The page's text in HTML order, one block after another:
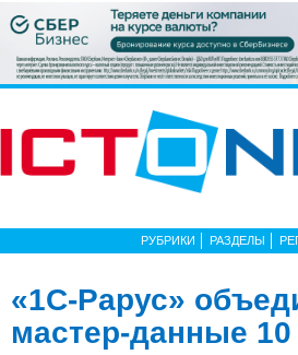
РУБРИКИ РАЗДЕЛЫ
«1С-Рарус»
мастер-данные